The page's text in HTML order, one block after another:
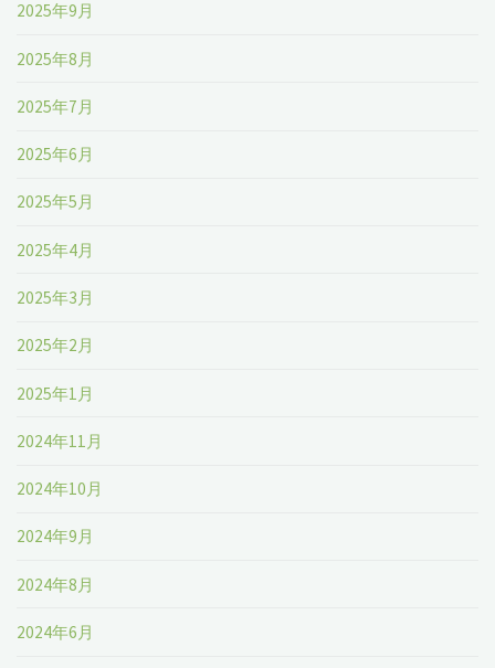
2025年9月
2025年8月
2025年7月
2025年6月
2025年5月
2025年4月
2025年3月
2025年2月
2025年1月
2024年11月
2024年10月
2024年9月
2024年8月
2024年6月